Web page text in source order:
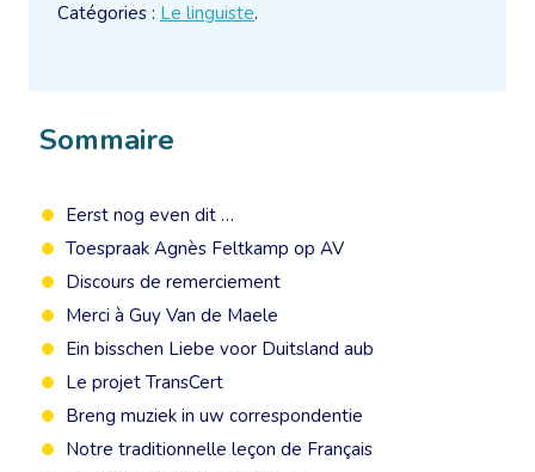
Sommaire
Eerst nog even dit …
Toespraak Agnès Feltkamp op AV
Discours de remerciement
Merci à Guy Van de Maele
Ein bisschen Liebe voor Duitsland aub
Le projet TransCert
Breng muziek in uw correspondentie
Notre traditionnelle leçon de Français
Catégories : Le linguiste.